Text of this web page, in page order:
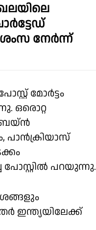
നേർന്ന്
മോര്‍ട്ടം
ഒരൊറ്റ
പാന്‍ക്രിയാസ്
പറയുന്നു.
ഇന്ത്യയിലേക്ക്